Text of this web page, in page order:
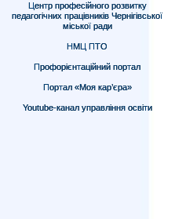
Центр професійного розвитку
педагогічних працівників Чернігівської
міської ради
НМЦ ПТО
Профорієнтаційний портал
Портал «Моя кар’єра»
Youtube-канал управління освіти